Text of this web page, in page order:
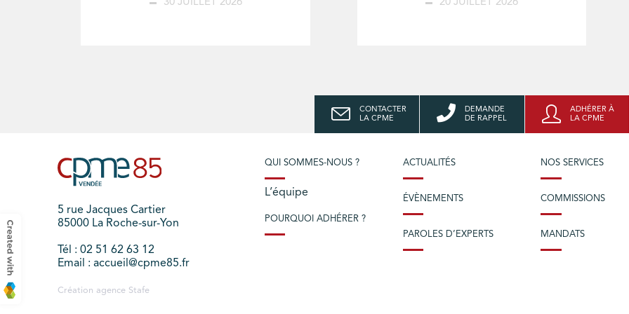
30 JUILLET 2026 20 JUILLET 2026
CONTACTER
LA CPME
DEMANDE
DE RAPPEL
ADHÉRER À
LA CPME
5 rue Jacques Cartier
85000 La Roche-sur-Yon
Tél : 02 51 62 63 12
Email : accueil@cpme85.fr
Création agence Stafe
QUI SOMMES-NOUS ?
L’équipe
POURQUOI ADHÉRER ?
ACTUALITÉS
ÉVÈNEMENTS
PAROLES D’EXPERTS
NOS SERVICES
COMMISSIONS
MANDATS